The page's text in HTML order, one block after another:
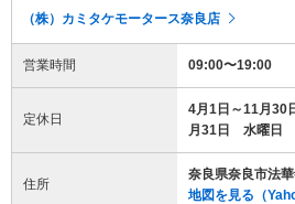
（株）カミタケモータース奈良店
営業時間 09:00〜19:00
定休日
4月1日～11月
月31日 水曜日
住所
奈良県奈良市法
地図を見る（